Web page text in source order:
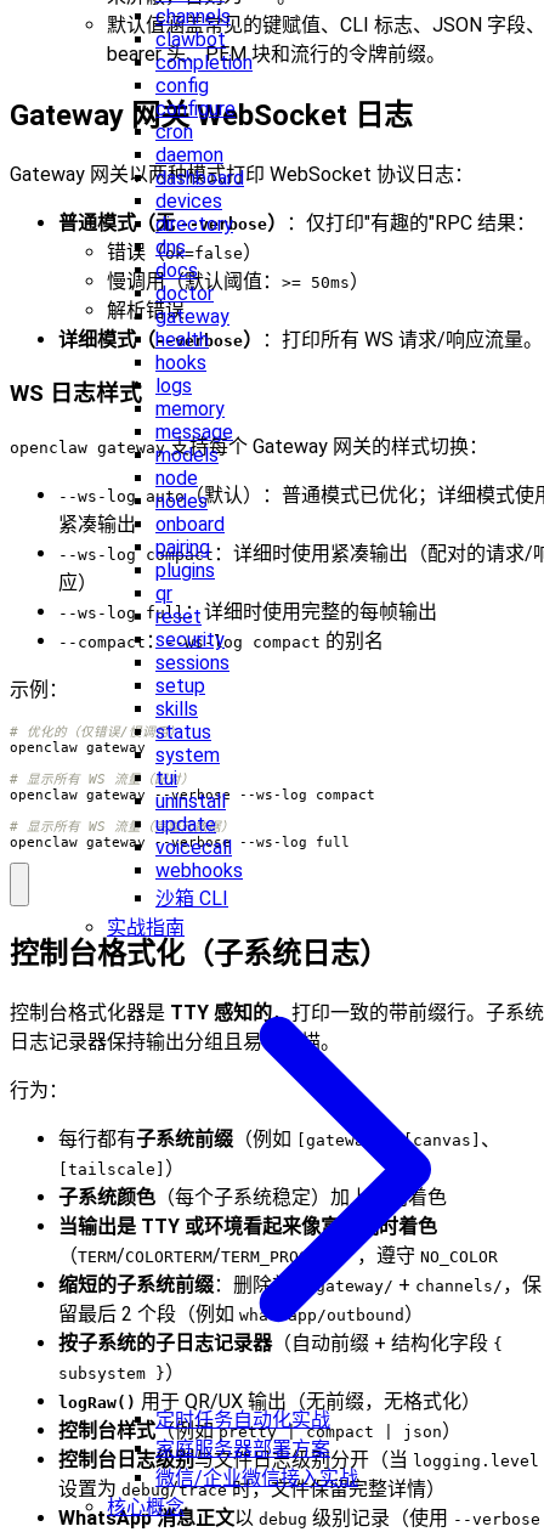
channels
clawbot
completion
config
configure
cron
daemon
dashboard
devices
directory
dns
docs
doctor
gateway
health
hooks
logs
memory
message
models
node
nodes
onboard
pairing
plugins
qr
reset
security
sessions
setup
skills
status
system
tui
uninstall
update
voicecall
webhooks
沙箱 CLI
实战指南
定时任务自动化实战
家庭服务器部署方案
微信/企业微信接入实战
核心概念
默认值涵盖常见的键赋值、CLI 标志、JSON 字段、
bearer 头、PEM 块和流行的令牌前缀。
Gateway 网关 WebSocket 日志
Gateway 网关以两种模式打印 WebSocket 协议日志：
普通模式（无--verbose）
：仅打印"有趣的"RPC 结果：
错误（ok=false）
慢调用（默认阈值：
>= 50ms）
解析错误
详细模式（--verbose） ：打印所有 WS 请求/响应流量。
WS 日志样式
openclaw gateway支持每个 Gateway 网关的样式切换：
--ws-log auto（默认）：普通模式已优化；详细模式使
紧凑输出
--ws-log compact ：详细时使用紧凑输出（配对的请求/
应）
--ws-log full：详细时使用完整的每帧输出
--compact ：--ws-log compact 的别名
示例：
# 优化的（仅错误/慢调用）
# 显示所有 WS 流量（配对）
# 显示所有 WS 流量（完整元数据）
openclaw gateway --verbose --ws-log full
控制台格式化（子系统日志）
控制台格式化器是 TTY 感知的，打印一致的带前缀行。子系统
日志记录器保持输出分组且易于扫描。
行为：
每行都有子系统前缀 （例如 [gateway] 、[canvas] 、
[tailscale] ）
子系统颜色 （每个子系统稳定）加上级别着色
当输出是 TTY 或环境看起来像富终端时着色
（TERM/COLORTERM/TERM_PROGRAM ），遵守 NO_COLOR
缩短的子系统前缀：删除前导 gateway/ + channels/ ，保
留最后 2 个段（例如 whatsapp/outbound ）
按子系统的子日志记录器（自动前缀 + 结构化字段 {
subsystem }）
logRaw() 用于 QR/UX 输出（无前缀，无格式化）
控制台样式（例如pretty | compact | json）
控制台日志级别与文件日志级别分开（当 logging.level
设置为 debug/trace时，文件保留完整详情）
WhatsApp 消息正文以 debug 级别记录（使用 --verbose